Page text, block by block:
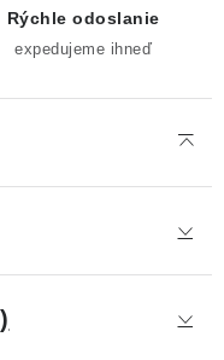
Rýchle odoslanie
expedujeme ihneď